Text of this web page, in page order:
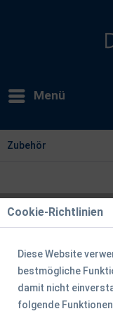
Menü
Zubehör
Cookie-Richtlinien
Diese Website
bestmögliche
damit nicht
folgende